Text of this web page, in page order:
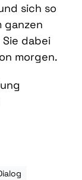
sich so
ganzen
dabei
morgen.